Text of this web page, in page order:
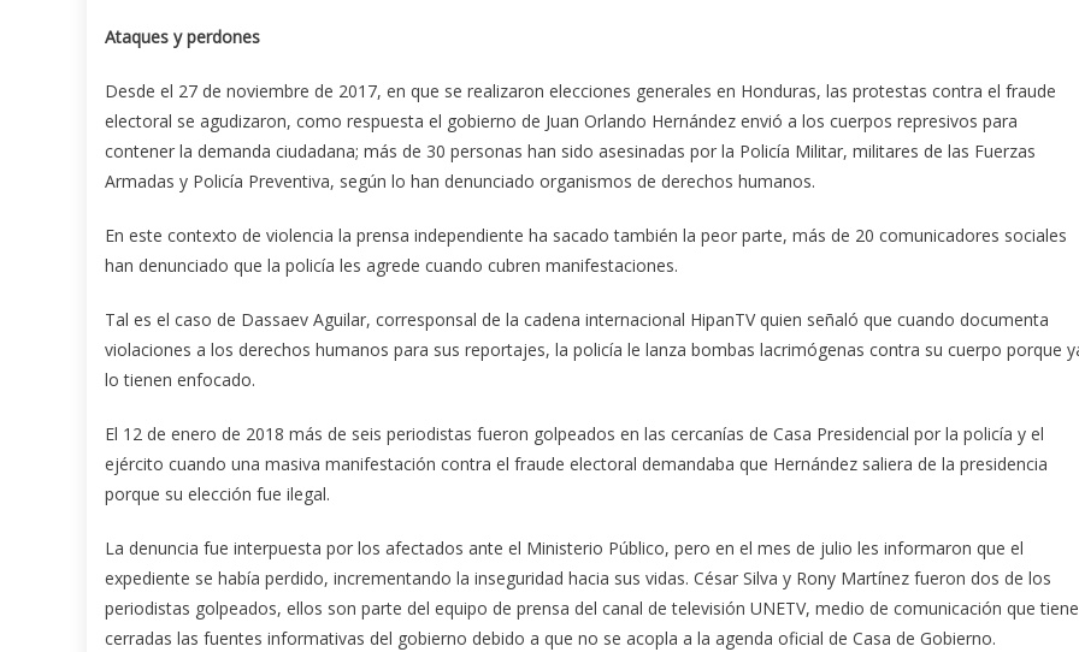
Ataques y perdones
Desde el 27 de noviembre de 2017, en que se realizaron elecciones generales en Honduras, las protestas contra el fraude
electoral se agudizaron, como respuesta el gobierno de Juan Orlando Hernández envió a los cuerpos represivos para
contener la demanda ciudadana; más de 30 personas han sido asesinadas por la Policía Militar, militares de las Fuerzas
Armadas y Policía Preventiva, según lo han denunciado organismos de derechos humanos.
En este contexto de violencia la prensa independiente ha sacado también la peor parte, más de 20 comunicadores sociales
han denunciado que la policía les agrede cuando cubren manifestaciones.
Tal es el caso de Dassaev Aguilar, corresponsal de la cadena internacional HipanTV quien señaló que cuando documenta
violaciones a los derechos humanos para sus reportajes, la policía le lanza bombas lacrimógenas contra su cuerpo porque
lo tienen enfocado.
El 12 de enero de 2018 más de seis periodistas fueron golpeados en las cercanías de Casa Presidencial por la policía y el
ejército cuando una masiva manifestación contra el fraude electoral demandaba que Hernández saliera de la presidencia
porque su elección fue ilegal.
La denuncia fue interpuesta por los afectados ante el Ministerio Público, pero en el mes de julio les informaron que el
expediente se había perdido, incrementando la inseguridad hacia sus vidas. César Silva y Rony Martínez fueron dos de los
periodistas golpeados, ellos son parte del equipo de prensa del canal de televisión UNETV, medio de comunicación que tiene
cerradas las fuentes informativas del gobierno debido a que no se acopla a la agenda oficial de Casa de Gobierno.